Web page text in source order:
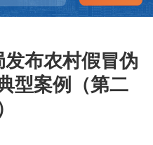
布农村假冒伪
型案例（第二